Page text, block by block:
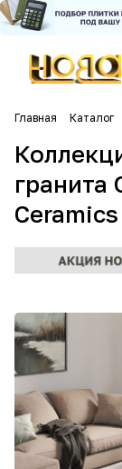
Главная Каталог
гранита